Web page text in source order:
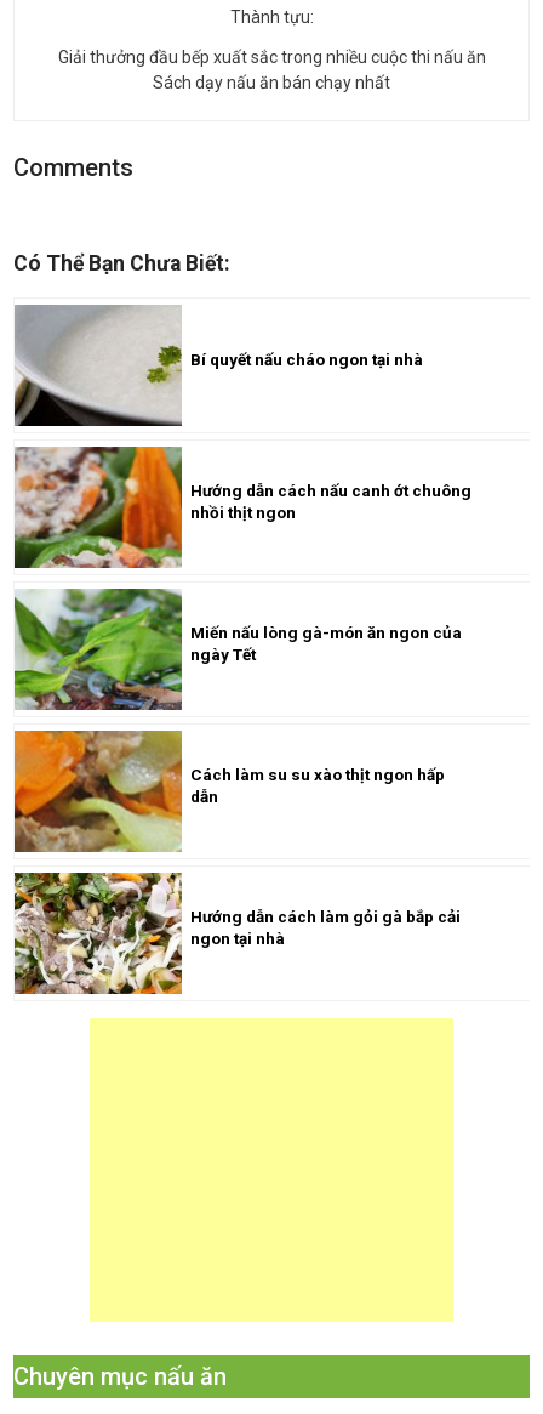
Thành tựu:
Giải thưởng đầu bếp xuất sắc trong nhiều cuộc thi nấu ăn
Sách dạy nấu ăn bán chạy nhất
Comments
Có Thể Bạn Chưa Biết:
Bí quyết nấu cháo ngon tại nhà
Hướng dẫn cách nấu canh ớt chuông
nhồi thịt ngon
Miến nấu lòng gà-món ăn ngon của
ngày Tết
Cách làm su su xào thịt ngon hấp
dẫn
Hướng dẫn cách làm gỏi gà bắp cải
ngon tại nhà
Chuyên mục nấu ăn